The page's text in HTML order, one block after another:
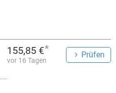
155,85 €*
vor 16 Tagen
Prüfen